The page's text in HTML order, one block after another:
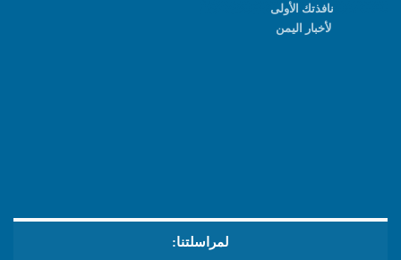
نافذتك الأولى
لأخبار اليمن
لمراسلتنا: